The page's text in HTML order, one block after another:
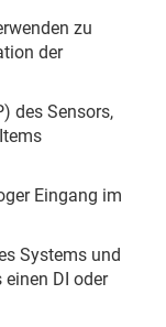
zu
der
des Sensors,
Eingang im
Systems und
DI oder